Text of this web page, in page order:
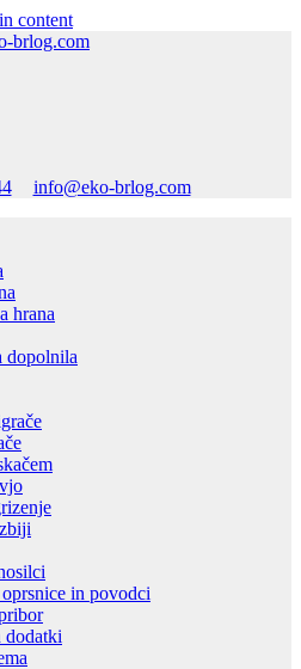
content
brlog.com
info@eko-brlog.com
hrana
dopolnila
in povodci
dodatki